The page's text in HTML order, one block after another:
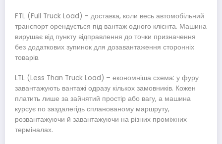
FTL (Full Truck Load) – доставка, коли весь автомобільний
транспорт орендується під вантаж одного клієнта. Машина
вирушає від пункту відправлення до точки призначення
без додаткових зупинок для дозавантаження сторонніх
товарів.
LTL (Less Than Truck Load) – економніша схема: у фуру
завантажують вантажі одразу кількох замовників. Кожен
платить лише за зайнятий простір або вагу, а машина
курсує по заздалегідь спланованому маршруту,
розвантажуючи й завантажуючи на різних проміжних
терміналах.